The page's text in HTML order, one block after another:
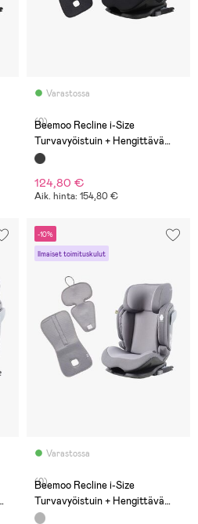
Varastossa
(0)
Beemoo Recline i-Size
Turvavyöistuin + Hengittävä
Istuinpehmuste, Black
124,80 €
Aik. hinta: 154,80 €
-10%
Ilmaiset toimituskulut
Varastossa
(0)
Beemoo Recline i-Size
Turvavyöistuin + Hengittävä
Istuinpehmuste, Mineral